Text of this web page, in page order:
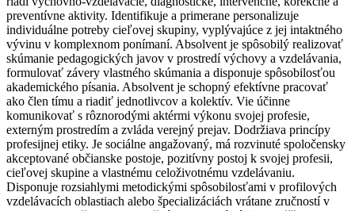
preventívne aktivity. Identifikuje a primerane personalizuje
individuálne potreby cieľovej skupiny, vyplývajúce z jej intaktného
vývinu v komplexnom ponímaní. Absolvent je spôsobilý realizovať
skúmanie pedagogických javov v prostredí výchovy a vzdelávania,
formulovať závery vlastného skúmania a disponuje spôsobilosťou
akademického písania. Absolvent je schopný efektívne pracovať
ako člen tímu a riadiť jednotlivcov a kolektív. Vie účinne
komunikovať s rôznorodými aktérmi výkonu svojej profesie,
externým prostredím a zvláda verejný prejav. Dodržiava princípy
profesijnej etiky. Je sociálne angažovaný, má rozvinuté spoločensky
akceptované občianske postoje, pozitívny postoj k svojej profesii,
cieľovej skupine a vlastnému celoživotnému vzdelávaniu.
Disponuje rozsiahlymi metodickými spôsobilosťami v profilových
vzdelávacích oblastiach alebo špecializáciách vrátane zručností v